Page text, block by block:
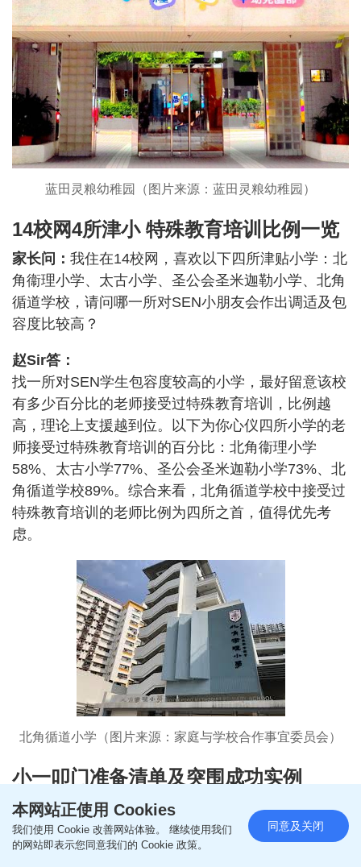
蓝田灵粮幼稚园（图片来源：蓝田灵粮幼稚园）
14校网4所津小 特殊教育培训比例一览
家长问： 我住在14校网，喜欢以下四所津贴小学：北
角衞理小学、太古小学、圣公会圣米迦勒小学、北角
循道学校，请问哪一所对SEN小朋友会作出调适及包
容度比较高？
赵Sir答：
找一所对SEN学生包容度较高的小学，最好留意该校
有多少百分比的老师接受过特殊教育培训，比例越
高，理论上支援越到位。以下为你心仪四所小学的老
师接受过特殊教育培训的百分比：北角衞理小学
58%、太古小学77%、圣公会圣米迦勒小学73%、北
角循道学校89%。综合来看，北角循道学校中接受过
特殊教育培训的老师比例为四所之首，值得优先考
虑。
北角循道小学（图片来源：家庭与学校合作事宜委员会）
小一叩门准备清单及突围成功实例
家长问：
赵Sir，6月「叩门」怎样准备？又可否介绍一些「叩
门」成功的例子？
本网站正使用 Cookies
我们使用 Cookie 改善网站体验。 继续使用我们
的网站即表示您同意我们的 Cookie 政策。
同意及关闭